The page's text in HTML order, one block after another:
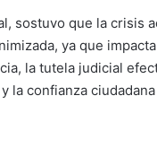
sostuvo que la crisis
ya que
la tutela judicial
la confianza